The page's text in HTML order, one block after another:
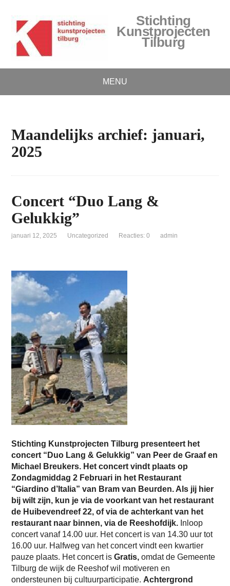
Stichting
Kunstprojecten
Tilburg
MENU
Maandelijks archief: januari,
2025
Concert “Duo Lang &
Gelukkig”
januari 12, 2025 Uncategorized Reacties: 0 admin
Stichting Kunstprojecten Tilburg presenteert het
concert “Duo Lang & Gelukkig” van Peer de Graaf en
Michael Breukers. Het concert vindt plaats op
Zondagmiddag 2 Februari in het Restaurant
“Giardino d’Italia” van Bram van Beurden. Als jij hier
bij wilt zijn, kun je via de voorkant van het restaurant
de Huibevendreef 22, of via de achterkant van het
restaurant naar binnen, via de Reeshofdijk. Inloop
concert vanaf 14.00 uur. Het concert is van 14.30 uur tot
16.00 uur. Halfweg van het concert vindt een kwartier
pauze plaats. Het concert isGratis,omdat de Gemeente
Tilburg de wijk de Reeshof wil motiveren en
ondersteunen bij cultuurparticipatie. Achtergrond